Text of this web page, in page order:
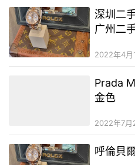
深圳二
广州二
2022年4月
Prada
金色
2022年7月
呼倫貝